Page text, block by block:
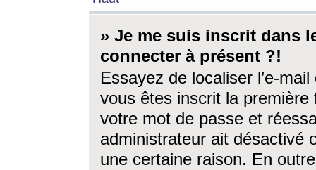
» Je me suis inscrit dans
connecter à présent ?!
Essayez de localiser l’e-
vous êtes inscrit la première
votre mot de passe et
administrateur ait désactivé
une certaine raison. En